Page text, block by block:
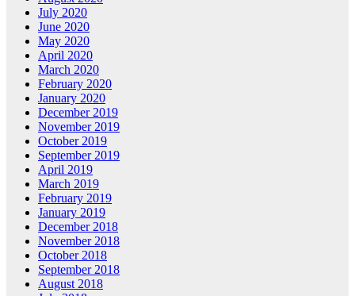
July 2020
June 2020
May 2020
April 2020
March 2020
February 2020
January 2020
December 2019
November 2019
October 2019
September 2019
April 2019
March 2019
February 2019
January 2019
December 2018
November 2018
October 2018
September 2018
August 2018